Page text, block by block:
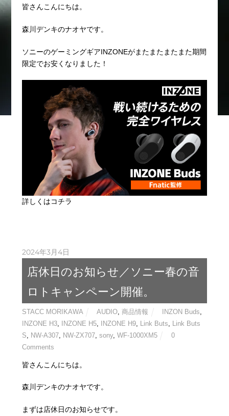
皆さんこんにちは。
森川デンキのナオヤです。
ソニーのゲーミングギアINZONEがまたまたまたまた期間
限定でお安くなりました！
詳しくはコチラ
2024年3月4日
店休日のお知らせ／ソニー春の音
ロトキャンペーン開催。
STACC MORIKAWA AUDIO, 商品情報 INZON Buds
INZONE H3, INZONE H5, INZONE H9, Link Buts
Link Buts
S
NW-A307, NW-ZX707, sony, WF-1000XM5
0
Comments
皆さんこんにちは。
森川デンキのナオヤです。
まずは店休日のお知らせです。